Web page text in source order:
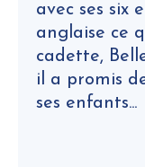
avec ses six
anglaise ce
cadette,
il a promis
ses enfants...